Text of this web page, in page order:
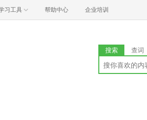
习工具 帮助中心 企业培训
搜索 查词